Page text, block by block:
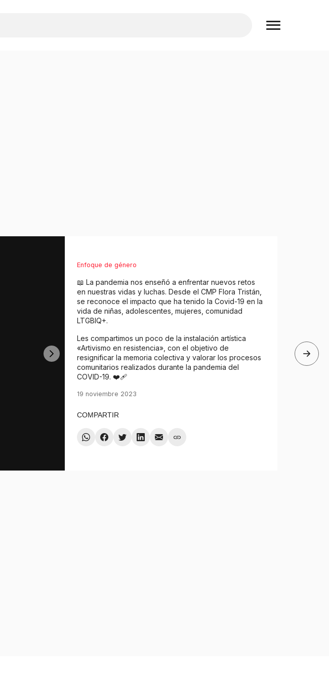
Enfoque de género
📖 La pandemia nos enseñó a enfrentar nuevos retos
en nuestras vidas y luchas. Desde el CMP Flora Tristán,
se reconoce el impacto que ha tenido la Covid-19 en la
vida de niñas, adolescentes, mujeres, comunidad
LTGBIQ+.
Les compartimos un poco de la instalación artística
«Artivismo en resistencia», con el objetivo de
resignificar la memoria colectiva y valorar los procesos
comunitarios realizados durante la pandemia del
COVID-19. ❤️‍🩹
19 noviembre 2023
COMPARTIR